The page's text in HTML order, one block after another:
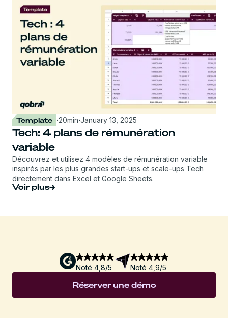
Template ·20min·January 13, 2025
Tech: 4 plans de rémunération
variable
Découvrez et utilisez 4 modèles de rémunération variable
inspirés par les plus grandes start-ups et scale-ups Tech
directement dans Excel et Google Sheets.
Voir plus
Noté 4,8/5 Noté 4,9/5
Réserver une démo